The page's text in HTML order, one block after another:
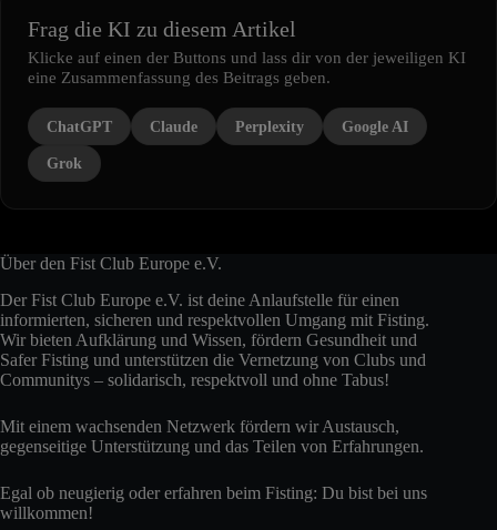
Frag die KI zu diesem Artikel
Klicke auf einen der Buttons und lass dir von der jeweiligen KI
eine Zusammenfassung des Beitrags geben.
ChatGPT Claude Perplexity Google AI
Grok
Über den Fist Club Europe e.V.
Der Fist Club Europe e.V. ist deine Anlaufstelle für einen
informierten, sicheren und respektvollen Umgang mit Fisting.
Wir bieten Aufklärung und Wissen, fördern Gesundheit und
Safer Fisting und unterstützen die Vernetzung von Clubs und
Communitys – solidarisch, respektvoll und ohne Tabus!
Mit einem wachsenden Netzwerk fördern wir Austausch,
gegenseitige Unterstützung und das Teilen von Erfahrungen.
Egal ob neugierig oder erfahren beim Fisting: Du bist bei uns
willkommen!